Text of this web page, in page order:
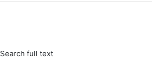
Search full text